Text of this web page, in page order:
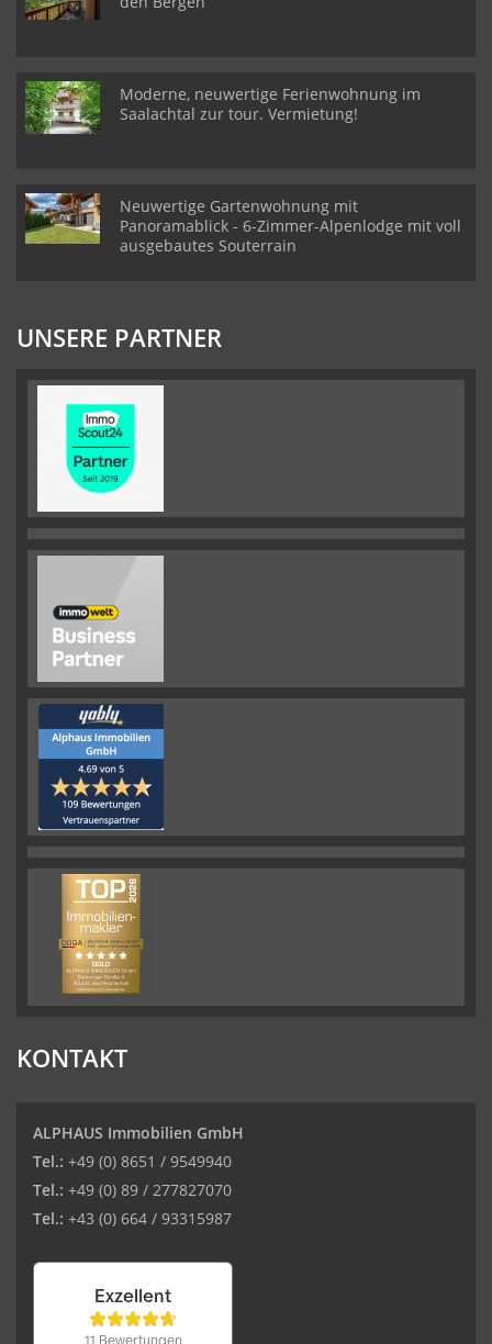
Moderne, neuwertige Ferienwohnung im
Saalachtal zur tour. Vermietung!
Neuwertige Gartenwohnung mit
Panoramablick - 6-Zimmer-Alpenlodge mit voll
ausgebautes Souterrain
UNSERE PARTNER
KONTAKT
ALPHAUS Immobilien GmbH
Tel.: +49 (0) 8651 / 9549940
Tel.: +49 (0) 89 / 277827070
Tel.: +43 (0) 664 / 93315987